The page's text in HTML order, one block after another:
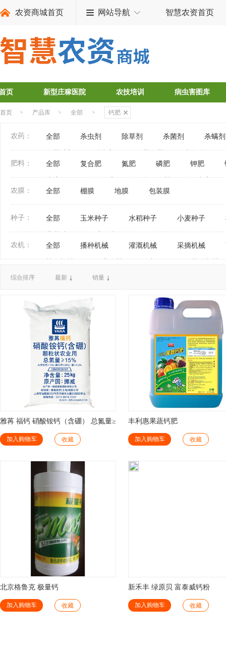
农资商城首页 网站导航 智慧农资首页
页 新型庄稼医院 农技培训 病虫害图库
首页 > 产品库 > 全部 > 钙肥
农药： 全部 杀虫剂 除草剂 杀菌剂 杀螨剂
肥料：
全部 复合肥 氮肥 磷肥 钾肥
农膜：
全部 棚膜 地膜 包装膜
种子： 全部 玉米种子 水稻种子 小麦种子
农机：
全部 播种机械 灌溉机械 采摘机械
综合排序 最新 销量
雅苒 福钙 硝酸铵钙（含硼） 总氮量≥
15% 农业用
加入购物车 收藏
丰利惠果蔬钙肥
加入购物车 收藏
北京格鲁克 极量钙
加入购物车 收藏
新禾丰 绿原贝 富泰威钙粉
加入购物车 收藏